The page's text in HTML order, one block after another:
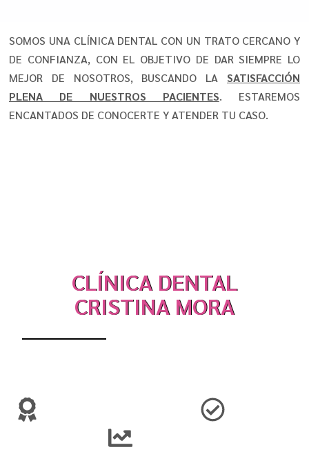
SOMOS UNA CLÍNICA DENTAL CON UN TRATO CERCANO Y
DE CONFIANZA, CON EL OBJETIVO DE DAR SIEMPRE LO
MEJOR DE NOSOTROS, BUSCANDO LA SATISFACCIÓN
PLENA DE NUESTROS PACIENTES. ESTAREMOS
ENCANTADOS DE CONOCERTE Y ATENDER TU CASO.
CLÍNICA DENTAL
CRISTINA MORA